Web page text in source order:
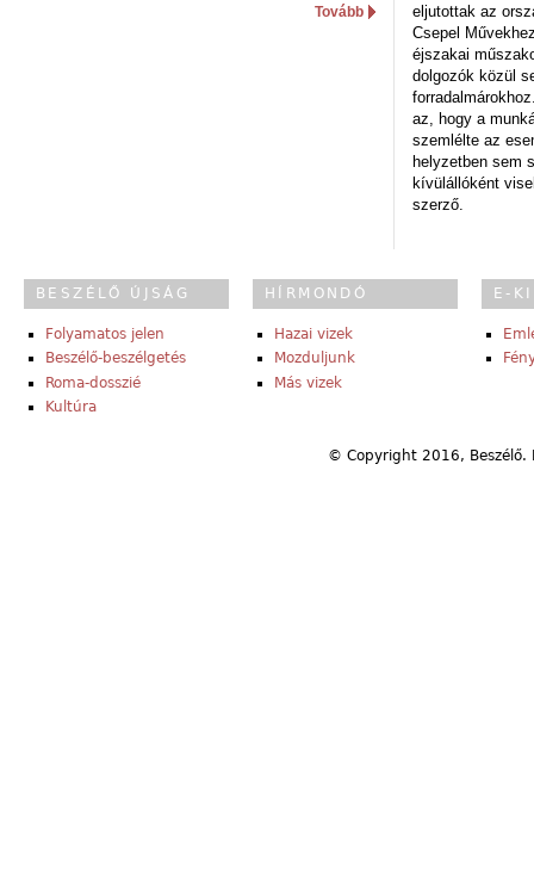
Tovább
eljutottak az
Csepel
éjszakai
dolgozók közül
az, hogy a
szemlélte az
helyzetben sem
kívülállóként
szerző.
BESZÉLŐ ÚJSÁG
Folyamatos jelen
Beszélő-beszélgetés
Roma-dosszié
Kultúra
HÍRMONDÓ
Hazai vizek
Mozduljunk
Más vizek
E-
© Copyright 2016,